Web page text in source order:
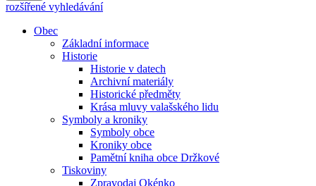
rozšířené vyhledávání
Obec
Základní informace
Historie
Historie v datech
Archivní materiály
Historické předměty
Krása mluvy valašského lidu
Symboly a kroniky
Symboly obce
Kroniky obce
Pamětní kniha obce Držkové
Tiskoviny
Zpravodaj Okénko